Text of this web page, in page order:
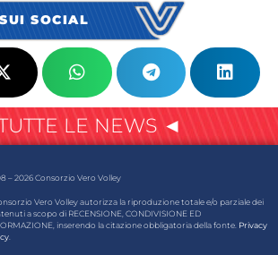
SOCIAL
LE NEWS ◄
– 2026 Consorzio Vero Volley
Vero Volley autorizza la riproduzione totale e/o parziale dei
a scopo di RECENSIONE, CONDIVISIONE ED
inserendo la citazione obbligatoria della fonte. Privacy